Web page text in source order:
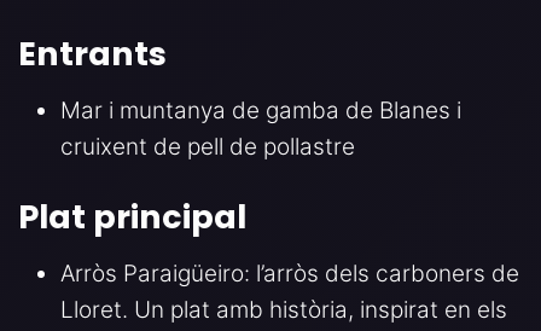
Entrants
Mar i muntanya de gamba de Blanes i
cruixent de pell de pollastre
Plat principal
Arròs Paraigüeiro: l’arròs dels carboners de
Lloret. Un plat amb història, inspirat en els